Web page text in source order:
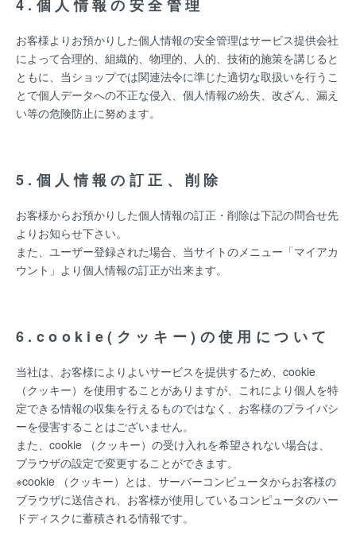
4.個人情報の安全管理
お客様よりお預かりした個人情報の安全管理はサービス提供会社
によって合理的、組織的、物理的、人的、技術的施策を講じると
ともに、当ショップでは関連法令に準じた適切な取扱いを行うこ
とで個人データへの不正な侵入、個人情報の紛失、改ざん、漏え
い等の危険防止に努めます。
5.個人情報の訂正、削除
お客様からお預かりした個人情報の訂正・削除は下記の問合せ先
よりお知らせ下さい。
また、ユーザー登録された場合、当サイトのメニュー「マイアカ
ウント」より個人情報の訂正が出来ます。
6.cookie(クッキー)の使用について
当社は、お客様によりよいサービスを提供するため、cookie
（クッキー）を使用することがありますが、これにより個人を特
定できる情報の収集を行えるものではなく、お客様のプライバシ
ーを侵害することはございません。
また、cookie （クッキー）の受け入れを希望されない場合は、
ブラウザの設定で変更することができます。
※cookie （クッキー）とは、サーバーコンピュータからお客様の
ブラウザに送信され、お客様が使用しているコンピュータのハー
ドディスクに蓄積される情報です。